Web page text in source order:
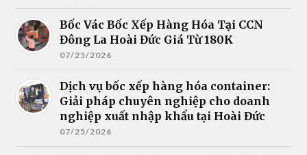
Bốc Vác Bốc Xếp Hàng Hóa Tại CCN
Đông La Hoài Đức Giá Từ 180K
07/25/2026
Dịch vụ bốc xếp hàng hóa container:
Giải pháp chuyên nghiệp cho doanh
nghiệp xuất nhập khẩu tại Hoài Đức
07/25/2026